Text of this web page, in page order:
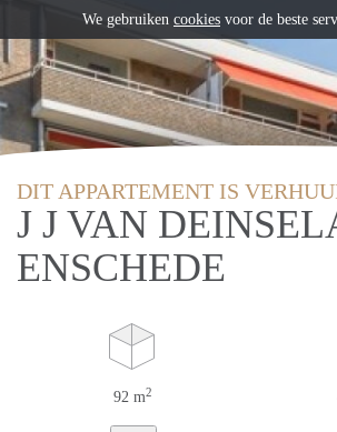
DIT APPARTEMENT IS
J J VAN
ENSCHEDE
92 m2
We gebruiken cookies voor de beste